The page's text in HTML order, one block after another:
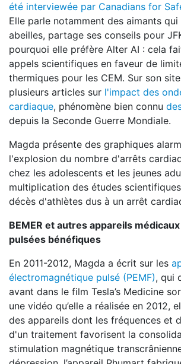
été interviewée par Canadians for
Elle parle notamment des aimants
abeilles, partage ses conseils pour
pourquoi elle préfère Alter AI : cela
appels scientifiques en faveur de
thermiques pour les CEM. Sur son
plusieurs articles sur l'impact des
cardiaque, phénomène bien connu
depuis la Seconde Guerre Mondiale.
Magda présente des graphiques
l'explosion du nombre d'arrêts
chez les adolescents et les jeunes
multiplication des études
décès d'athlètes dus à un arrêt
BEMER et autres appareils
pulsées bénéfiques
En 2011-2012, Magda a écrit sur les
électromagnétique pulsé (PEMF), qui
avant dans le film Tesla’s Medicine
une vidéo qu’elle a réalisée en 2012,
des appareils dont les fréquences et
d'un traitement favorisent la
stimulation magnétique